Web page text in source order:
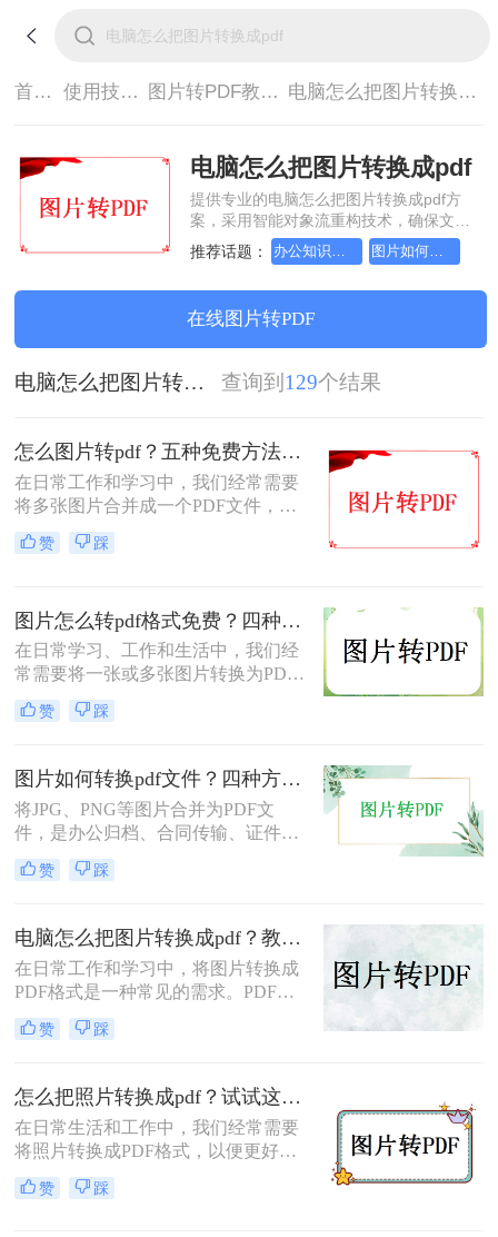
首页> 使用技巧> 图片转PDF教程> 电脑怎么把图片转换成pdf
电脑怎么把图片转换成pdf
提供专业的电脑怎么把图片转换成pdf方
案，采用智能对象流重构技术，确保文档
1:1高保真还原且排版不乱码。支持一键批
量处理，全链路 SSL 加密保障隐私安全。
无需安装，高效办公。
推荐话题： 办公知识科普指南，图片转pdf的操作方法 图片如何转成pdf文档？详细方法教学
在线图片转PDF
电脑怎么把图片转换成pdf 查询到 129个结果
怎么图片转pdf？五种免费方法对比与实操指南（附详细表格）！
在日常工作和学习中，我们经常需要
将多张图片合并成一个PDF文件，以
便于分享、存档或打印。无论是制作
电子相册、整理工作截图、提交证件
出最适合自己的转换方式，下表汇总
了五种主流方法的核心差异：
赞 踩
图片怎么转pdf格式免费？四种方法对比与实操指南（附详细表格）!
在日常学习、工作和生活中，我们经
常需要将一张或多张图片转换为PDF
格式，以便于分享、存档或打印。无
论是整理电子相册、提交证件照，还
都十分常见。为了帮你快速选出最适
合自己的转换方式，下表汇总了四种
主流免费方法的核心差异：
赞 踩
图片如何转换pdf文件？四种方法实测对比，附各场景最优选！
将JPG、PNG等图片合并为PDF文
件，是办公归档、合同传输、证件提
交中经常遇到的需求。但不同方法在
转换质量、操作效率、数据安全方面
模糊、页面错位，甚至隐私泄露。本
文基于实际测试，对比四种主流图片
转PDF方案，按场景给出明确建议，
帮你少走弯路。
赞 踩
电脑怎么把图片转换成pdf？教你4种简单的方法！
在日常工作和学习中，将图片转换成
PDF格式是一种常见的需求。PDF格
式具有支持矢量图形、打印格式不走
样、兼容性高、体积小以及支持批注
格式。那么电脑怎么把图片转换成pdf
呢？本文将介绍四种常见的图片转
PDF的方法。
赞 踩
怎么把照片转换成pdf？试试这三个转换方法！
在日常生活和工作中，我们经常需要
将照片转换成PDF格式，以便更好地
进行分享、存储或打印。那么怎么把
照片转换成pdf呢？本文将介绍三种将
赞 踩